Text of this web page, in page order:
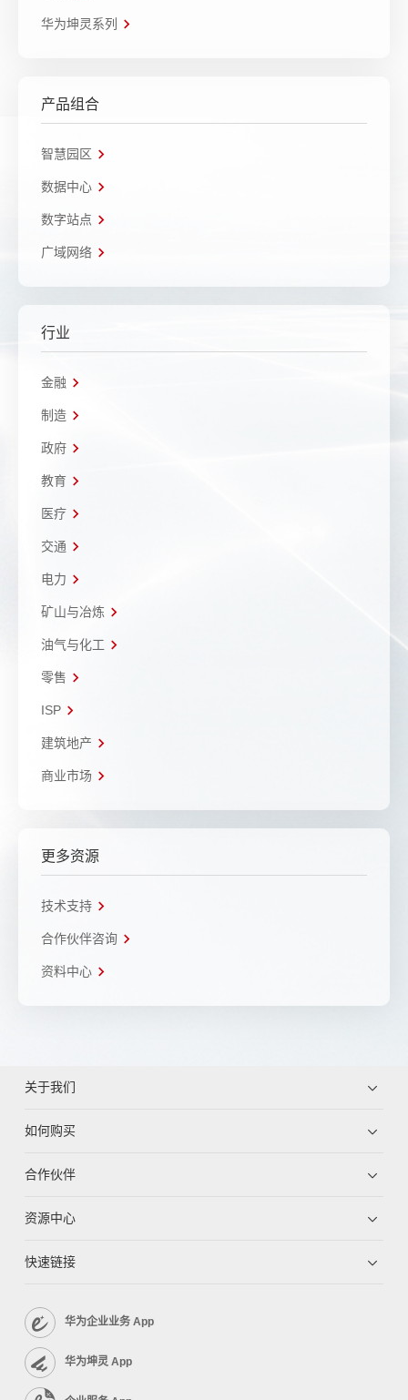
华为坤灵系列
产品组合
智慧园区
数据中心
数字站点
广域网络
行业
金融
制造
政府
教育
医疗
交通
电力
矿山与冶炼
油气与化工
零售
ISP
建筑地产
商业市场
更多资源
技术支持
合作伙伴咨询
资料中心
关于我们
如何购买
合作伙伴
资源中心
快速链接
华为企业业务 App
华为坤灵 App